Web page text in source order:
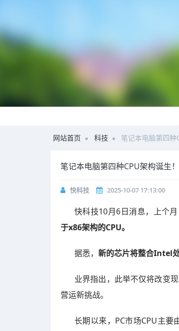
网站首页 科技 笔记本电脑第四
笔记本电脑第四种CPU架构诞生
快科技 2025-10-07 17:13:00
快科技10月6日消息，上个月
于x86架构的CPU。
据悉， 新的芯片将整合Intel
业界指出，此举不仅将改变
营运新挑战。
长期以来，PC市场CPU主要